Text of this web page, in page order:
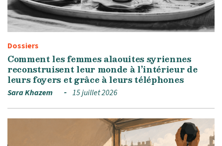
Dossiers
Comment les femmes alaouites syriennes
reconstruisent leur monde à l’intérieur de
leurs foyers et grâce à leurs téléphones
Sara Khazem 15 juillet 2026